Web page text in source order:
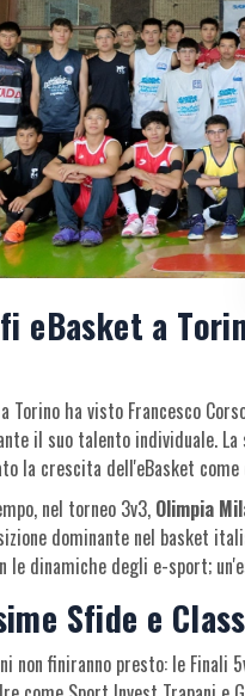
eBasket a
Torino ha visto Francesco
il suo talento individuale.
la crescita dell'eBasket
nel torneo 3v3, Olimpia
dominante nel basket
le dinamiche degli e-sport;
Sfide e
non finiranno presto: le